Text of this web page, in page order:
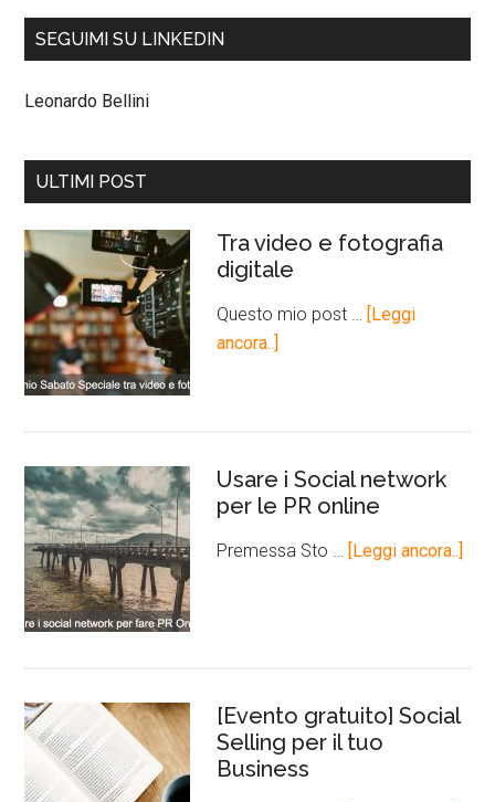
SEGUIMI SU LINKEDIN
Leonardo Bellini
ULTIMI POST
Tra video e fotografia
digitale
Questo mio post …
[Leggi
ancora..]
Usare i Social network
per le PR online
Premessa Sto … [Leggi ancora..]
[Evento gratuito] Social
Selling per il tuo
Business